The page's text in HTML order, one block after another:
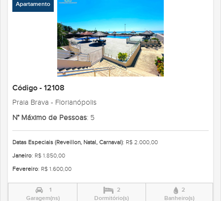
Apartamento
Código - 12108
Praia Brava - Florianópolis
N° Máximo de Pessoas: 5
Datas Especiais (Reveillon, Natal, Carnaval): R$ 2.000,00
Janeiro: R$ 1.850,00
Fevereiro: R$ 1.600,00
1
Garagem(ns)
2
Dormitório(s)
2
Banheiro(s)